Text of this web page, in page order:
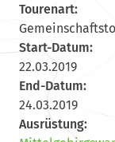
Tourenart:
Start-Datum:
22.03.2019
End-Datum:
24.03.2019
Ausrüstung: